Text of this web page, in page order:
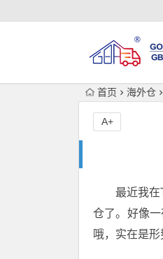
首页 海外仓
A+
最近我
仓了。好像
哦，实在是